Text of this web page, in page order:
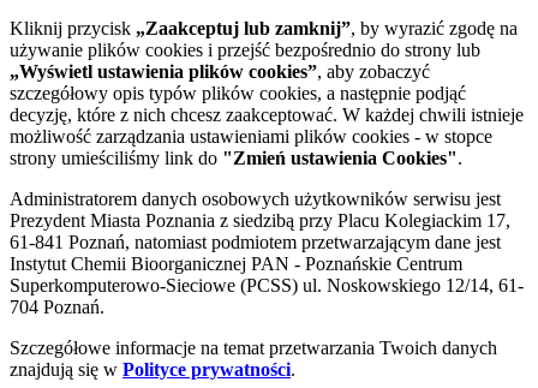
Kliknij przycisk „Zaakceptuj lub zamknij”, by wyrazić zgodę na
używanie plików cookies i przejść bezpośrednio do strony lub
„Wyświetl ustawienia plików cookies”, aby zobaczyć
szczegółowy opis typów plików cookies, a następnie podjąć
decyzję, które z nich chcesz zaakceptować. W każdej chwili istnieje
możliwość zarządzania ustawieniami plików cookies - w stopce
strony umieściliśmy link do "Zmień ustawienia Cookies".
Administratorem danych osobowych użytkowników serwisu jest
Prezydent Miasta Poznania z siedzibą przy Placu Kolegiackim 17,
61-841 Poznań, natomiast podmiotem przetwarzającym dane jest
Instytut Chemii Bioorganicznej PAN - Poznańskie Centrum
Superkomputerowo-Sieciowe (PCSS) ul. Noskowskiego 12/14, 61-
704 Poznań.
Szczegółowe informacje na temat przetwarzania Twoich danych
znajdują się w Polityce prywatności.